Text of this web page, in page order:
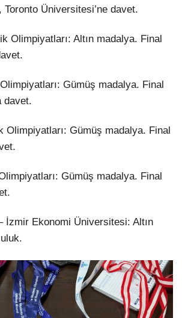
Üniversitesi’ne davet.
Olimpiyatları: Altın madalya. Final
Gümüş madalya. Final
davet.
Olimpiyatları: Gümüş madalya. Final
Gümüş madalya. Final
İzmir Ekonomi Üniversitesi: Altın